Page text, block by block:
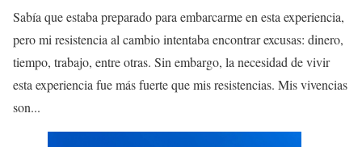
Sabía que estaba preparado para embarcarme en esta experiencia,
pero mi resistencia al cambio intentaba encontrar excusas: dinero,
tiempo, trabajo, entre otras. Sin embargo, la necesidad de vivir
esta experiencia fue más fuerte que mis resistencias. Mis vivencias
son...